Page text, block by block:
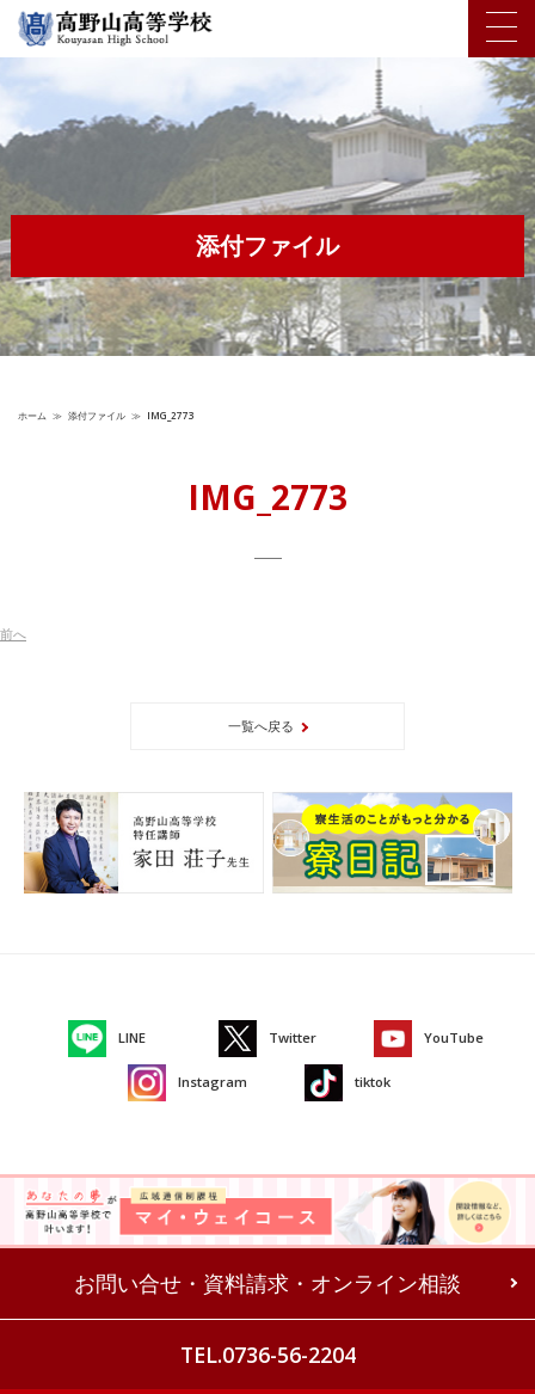
添付ファイル
ホーム ≫ 添付ファイル ≫ IMG_2773
IMG_2773
前へ
一覧へ戻る
LINE Twitter YouTube
Instagram tiktok
お問い合せ・資料請求・オンライン相談
TEL.0736-56-2204